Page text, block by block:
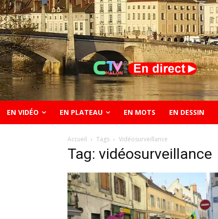
EN VIDÉO EN PLATEAU EN MOTS EN DESSIN
Accueil Tags Vidéosurveillance
Tag: vidéosurveillance